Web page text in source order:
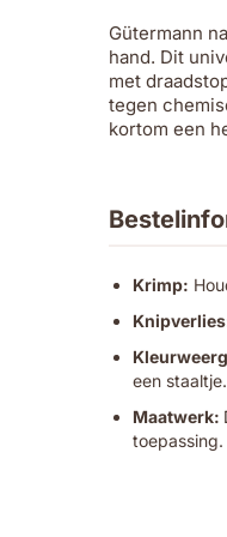
Gütermann
hand. Dit
met
tegen
kortom een
Krimp:
een staaltje.
Maatwerk:
toepassing.